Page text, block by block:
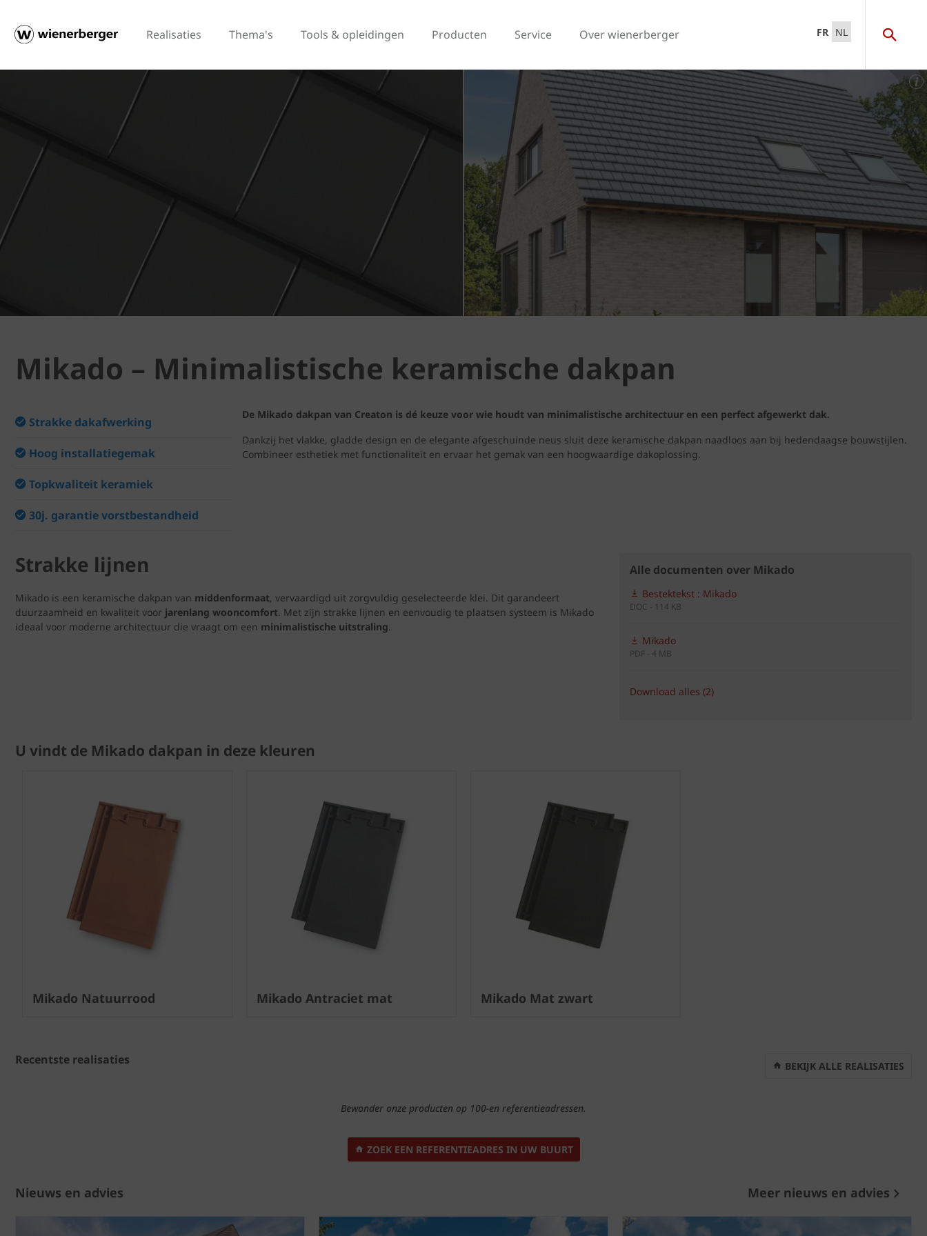
Realisaties Thema's Tools & opleidingen Producten Service Over wienerberger FR NL
Mikado – Minimalistische keramische dakpan
Strakke dakafwerking
Hoog installatiegemak
Topkwaliteit keramiek
30j. garantie vorstbestandheid
De Mikado dakpan van Creaton is dé keuze voor wie houdt van minimalistische architectuur en een perfect afgewerkt dak.
Dankzij het vlakke, gladde design en de elegante afgeschuinde neus sluit deze keramische dakpan naadloos aan bij hedendaagse bouwstijlen.
Combineer esthetiek met functionaliteit en ervaar het gemak van een hoogwaardige dakoplossing.
Strakke lijnen
Mikado is een keramische dakpan van middenformaat, vervaardigd uit zorgvuldig geselecteerde klei. Dit garandeert
duurzaamheid en kwaliteit voor jarenlang wooncomfort. Met zijn strakke lijnen en eenvoudig te plaatsen systeem is Mikado
ideaal voor moderne architectuur die vraagt om een minimalistische uitstraling.
Alle documenten over Mikado
Bestektekst : Mikado
DOC - 114 KB
Mikado
PDF - 4 MB
Download alles (2)
U vindt de Mikado dakpan in deze kleuren
Mikado Natuurrood Mikado Antraciet mat Mikado Mat zwart
Recentste realisaties BEKIJK ALLE REALISATIES
Bewonder onze producten op 100-en referentieadressen.
ZOEK EEN REFERENTIEADRES IN UW BUURT
Nieuws en advies Meer nieuws en advies